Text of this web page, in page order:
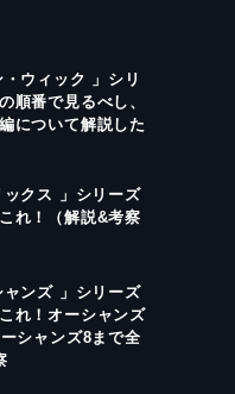
・ウィック 」シリ
順番で見るべし、
について解説した
ックス 」シリーズ
れ！（解説&考察
ャンズ 」シリーズ
れ！オーシャンズ
シャンズ8まで全